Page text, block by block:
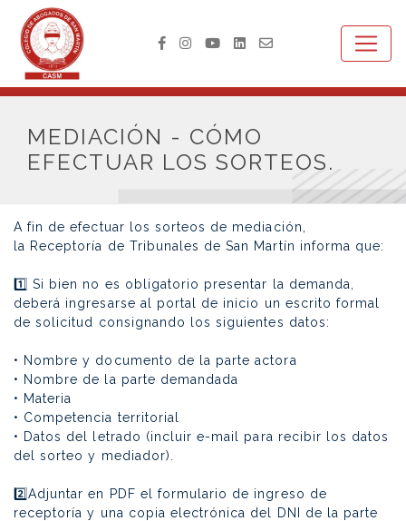
MEDIACIÓN - CÓMO
EFECTUAR LOS SORTEOS.
A fin de efectuar los sorteos de mediación,
la Receptoría de Tribunales de San Martín informa que:⁣
1️⃣ Si bien no es obligatorio presentar la demanda,
deberá ingresarse al portal de inicio un escrito formal
de solicitud consignando los siguientes datos:⁣
• Nombre y documento de la parte actora⁣
• Nombre de la parte demandada⁣
• Materia ⁣
• Competencia territorial⁣
• Datos del letrado (incluir e-mail para recibir los datos
del sorteo y mediador).⁣
2️⃣Adjuntar en PDF el formulario de ingreso de
receptoría y una copia electrónica del DNI de la parte